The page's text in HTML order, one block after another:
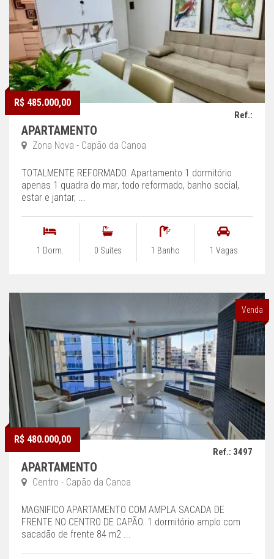
R$ 485.000,00
Ref.:
APARTAMENTO
Zona Nova - Capão da Canoa
TOTALMENTE REFORMADO. Apartamento 1 dormitório
apenas 1 quadra do mar, todo reformado, banho social,
estar e jantar, ...
1 Dorm. 0 Suítes 1 Banho 1 Vagas
Venda
R$ 480.000,00
Ref.: 3497
APARTAMENTO
Centro - Capão da Canoa
MAGNIFICO APARTAMENTO COM AMPLA SACADA DE
FRENTE NO CENTRO DE CAPÃO. 1 dormitório amplo com
sacadão de frente 84 m2 ...